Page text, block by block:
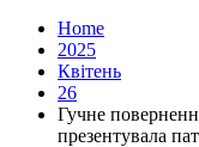
Home
2025
Квітень
26
Гучне
презентувала